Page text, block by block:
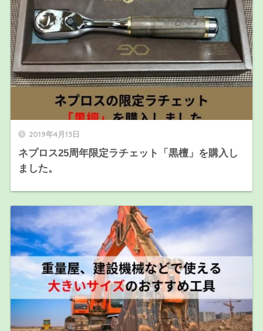
2019年4月13日
ネプロス25周年限定ラチェット「黒檀」を購入し
ました。